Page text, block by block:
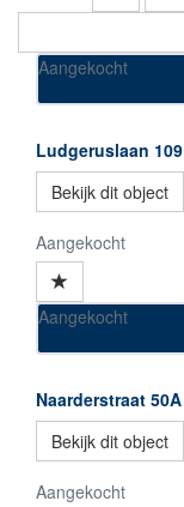
Aangekocht
Ludgeruslaan 109
Bekijk dit object
Aangekocht
Aangekocht
Naarderstraat 50A
Bekijk dit object
Aangekocht